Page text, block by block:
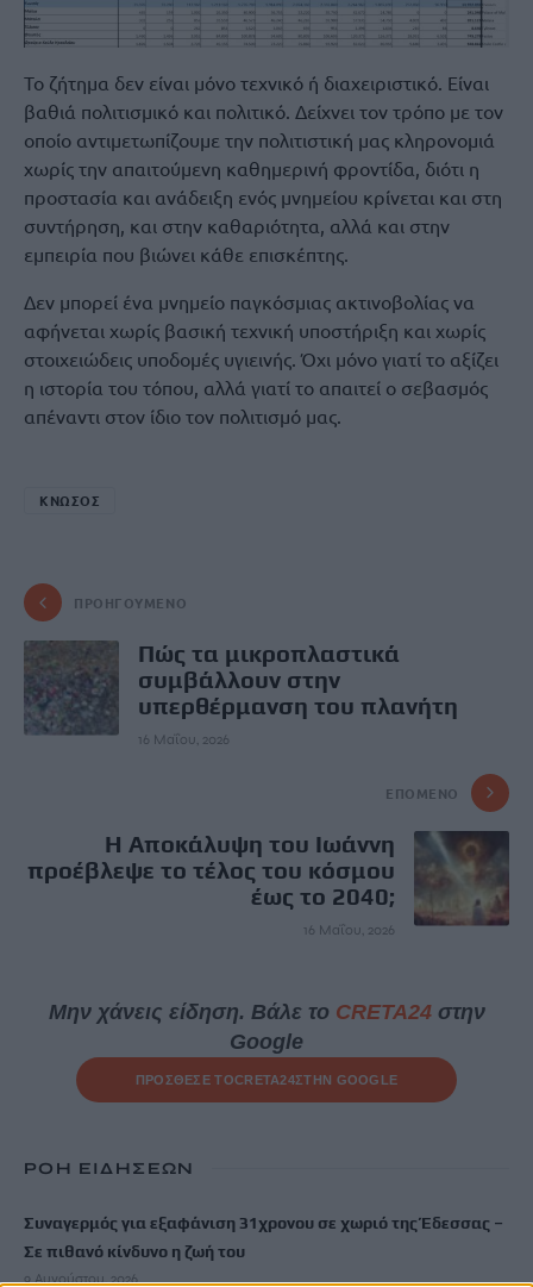
Το ζήτημα δεν είναι μόνο τεχνικό ή διαχειριστικό. Είναι
βαθιά πολιτισμικό και πολιτικό. Δείχνει τον τρόπο με τον
οποίο αντιμετωπίζουμε την πολιτιστική μας κληρονομιά
χωρίς την απαιτούμενη καθημερινή φροντίδα, διότι η
προστασία και ανάδειξη ενός μνημείου κρίνεται και στη
συντήρηση, και στην καθαριότητα, αλλά και στην
εμπειρία που βιώνει κάθε επισκέπτης.
Δεν μπορεί ένα μνημείο παγκόσμιας ακτινοβολίας να
αφήνεται χωρίς βασική τεχνική υποστήριξη και χωρίς
στοιχειώδεις υποδομές υγιεινής. Όχι μόνο γιατί το αξίζει
η ιστορία του τόπου, αλλά γιατί το απαιτεί ο σεβασμός
απέναντι στον ίδιο τον πολιτισμό μας.
ΚΝΩΣΟΣ
ΠΡΟΗΓΟΎΜΕΝΟ
Πώς τα μικροπλαστικά
συμβάλλουν στην
υπερθέρμανση του πλανήτη
16 Μαΐου, 2026
ΕΠΌΜΕΝΟ
Η Αποκάλυψη του Ιωάννη
προέβλεψε το τέλος του κόσμου
έως το 2040;
16 Μαΐου, 2026
Μην χάνεις είδηση. Βάλε το CRETA24στην
Google
ΠΡΟΣΘΕΣΕ ΤΟCRETA24ΣΤΗΝ GOOGLE
ΡΟΗ ΕΙΔΗΣΕΩΝ
Συναγερμός για εξαφάνιση 31χρονου σε χωριό της Έδεσσας –
Σε πιθανό κίνδυνο η ζωή του
9 Αυγούστου, 2026